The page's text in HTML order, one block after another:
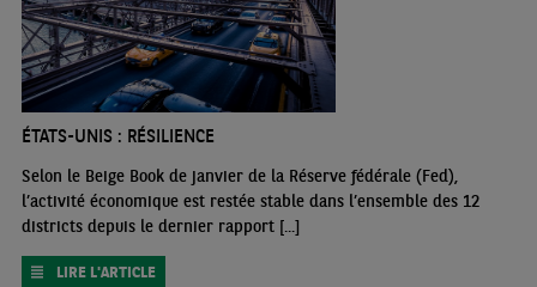
ÉTATS-UNIS : RÉSILIENCE
Selon le Beige Book de janvier de la Réserve fédérale (Fed),
l’activité économique est restée stable dans l’ensemble des 12
districts depuis le dernier rapport [...]
LIRE L'ARTICLE